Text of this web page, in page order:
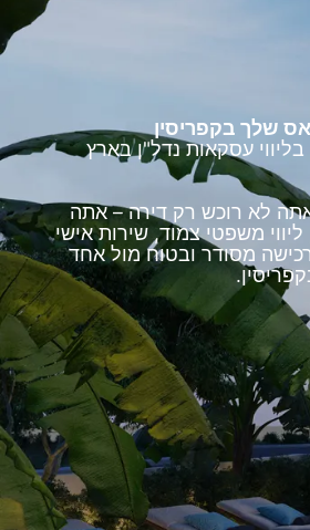
שלך בקפריסין
של 35 שנה בליווי עסקאות נדל"ן בארץ
לא רוכש רק דירה – אתה
משפטי צמוד, שירות אישי
מסודר ובטוח מול אחד